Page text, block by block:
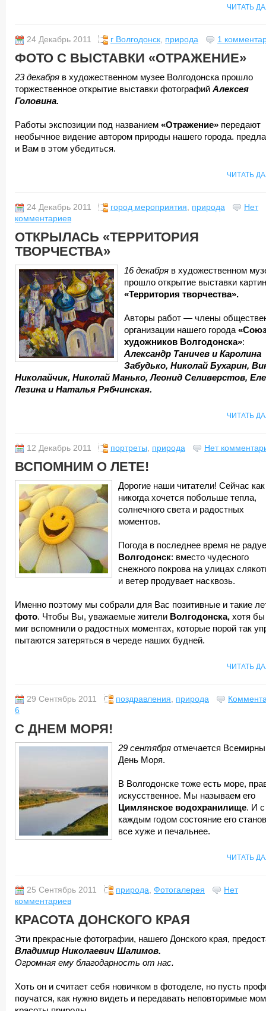
ЧИТАТЬ
24 Декабрь 2011 г Волгодонск, природа 1
ФОТО С ВЫСТАВКИ «ОТРАЖЕНИЕ»
23 декабря в художественном музее Волгодонска прошло
торжественное открытие выставки фотографий Алексея
Головина.
Работы экспозиции под названием «Отражение» передают
необычное видение автором природы нашего города.
и Вам в этом убедиться.
ЧИТАТЬ
24 Декабрь 2011 город мероприятия, природа
Нет
комментариев
ОТКРЫЛАСЬ «ТЕРРИТОРИЯ
ТВОРЧЕСТВА»
16 декабря в художественном
прошло открытие выставки картин
«Территория творчества».
Авторы работ — члены
организации нашего города «Союз
художников Волгодонска»:
Александр Таничев и Каролина
Забудько, Николай Бухарин,
Николайчик, Николай Манько, Леонид Селиверстов,
Лезина и Наталья Рябчинская.
ЧИТАТЬ
12 Декабрь 2011 портреты, природа Нет
ВСПОМНИМ О ЛЕТЕ!
Дорогие наши читатели! Сейчас как
никогда хочется побольше тепла,
солнечного света и радостных
моментов.
Погода в последнее время не
Волгодонск: вместо чудесного
снежного покрова на улицах
и ветер продувает насквозь.
Именно поэтому мы собрали для Вас позитивные и такие
фото. Чтобы Вы, уважаемые жители Волгодонска, хотя бы
миг вспомнили о радостных моментах, которые порой так
пытаются затеряться в череде наших будней.
ЧИТАТЬ
29 Сентябрь 2011 поздравления, природа
6
С ДНЕМ МОРЯ!
29 сентября отмечается
День Моря.
В Волгодонске тоже есть море,
искусственное. Мы называем его
Цимлянское водохранилище. И с
каждым годом состояние его
все хуже и печальнее.
ЧИТАТЬ
25 Сентябрь 2011 природа, Фотогалерея
Нет
комментариев
КРАСОТА ДОНСКОГО КРАЯ
Эти прекрасные фотографии, нашего Донского края,
Владимир Николаевич Шалимов.
Огромная ему благодарность от нас.
Хоть он и считает себя новичком в фотоделе, но пусть
поучатся, как нужно видеть и передавать неповторимые